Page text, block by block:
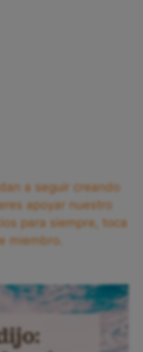
a seguir creando
apoyar nuestro
para siempre, toca
miembro.